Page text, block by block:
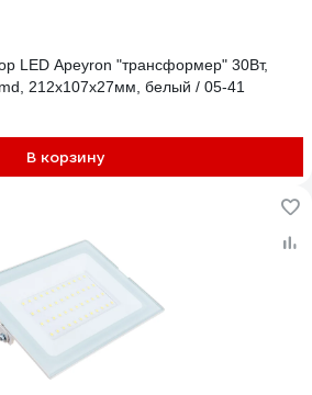
LED Apeyron "трансформер" 30Вт,
212х107х27мм, белый / 05-41
В корзину